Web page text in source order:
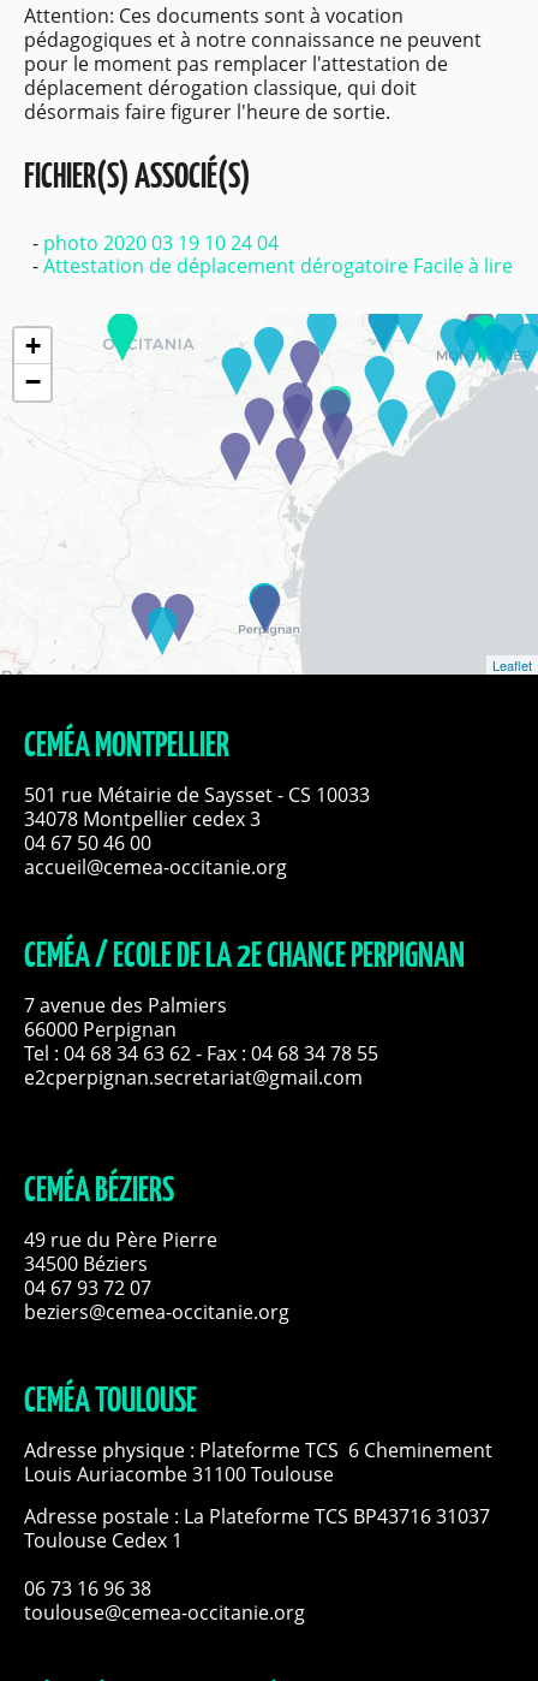
Attention: Ces documents sont à vocation
pédagogiques et à notre connaissance ne peuvent
pour le moment pas remplacer l'attestation de
déplacement dérogation classique, qui doit
désormais faire figurer l'heure de sortie.
FICHIER(S) ASSOCIÉ(S)
photo 2020 03 19 10 24 04
Attestation de déplacement dérogatoire Facile à lire
+
−
Leaflet
CEMÉA MONTPELLIER
501 rue Métairie de Saysset - CS 10033
34078 Montpellier cedex 3
04 67 50 46 00
accueil@cemea-occitanie.org
CEMÉA / ECOLE DE LA 2E CHANCE PERPIGNAN
7 avenue des Palmiers
66000 Perpignan
Tel : 04 68 34 63 62- Fax : 04 68 34 78 55
e2cperpignan.secretariat@gmail.com
CEMÉA BÉZIERS
49 rue du Père Pierre
34500 Béziers
04 67 93 72 07
beziers@cemea-occitanie.org
CEMÉA TOULOUSE
Adresse physique : Plateforme TCS 6 Cheminement
Louis Auriacombe 31100 Toulouse
Adresse postale : La Plateforme TCS BP43716 31037
Toulouse Cedex 1
06 73 16 96 38
toulouse@cemea-occitanie.org